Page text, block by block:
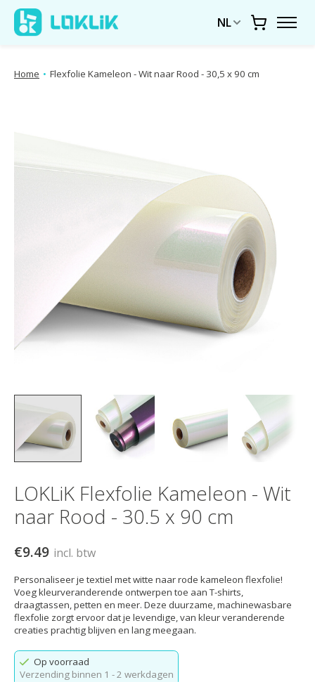
NL
Home • Flexfolie Kameleon - Wit naar Rood - 30,5 x 90 cm
LOKLiK Flexfolie Kameleon - Wit
naar Rood - 30.5 x 90 cm
€9.49 incl. btw
Personaliseer je textiel met witte naar rode kameleon flexfolie!
Voeg kleurveranderende ontwerpen toe aan T-shirts,
draagtassen, petten en meer. Deze duurzame, machinewasbare
flexfolie zorgt ervoor dat je levendige, van kleur veranderende
creaties prachtig blijven en lang meegaan.
Op voorraad
Verzending binnen 1 - 2 werkdagen